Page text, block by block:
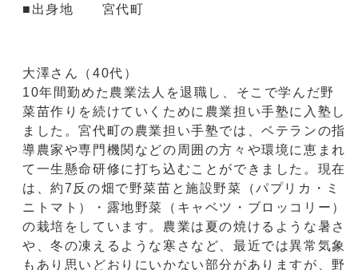
■出身地 宮代町
大澤さん（40代）
10年間勤めた農業法人を退職し、そこで学んだ野
菜苗作りを続けていくために農業担い手塾に入塾し
ました。宮代町の農業担い手塾では、ベテランの指
導農家や専門機関などの周囲の方々や環境に恵まれ
て一生懸命研修に打ち込むことができました。現在
は、約7反の畑で野菜苗と施設野菜（パプリカ・ミ
ニトマト）・露地野菜（キャベツ・ブロッコリー）
の栽培をしています。農業は夏の焼けるような暑さ
や、冬の凍えるような寒さなど、最近では異常気象
もあり思いどおりにいかない部分がありますが、野